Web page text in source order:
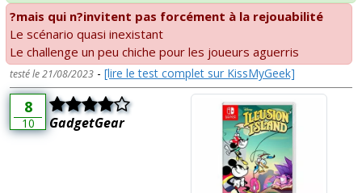
?mais qui n?invitent pas forcément à la rejouabilité
Le scénario quasi inexistant
Le challenge un peu chiche pour les joueurs aguerris
testé le 21/08/2023 - [lire le test complet sur KissMyGeek]
8
10 GadgetGear